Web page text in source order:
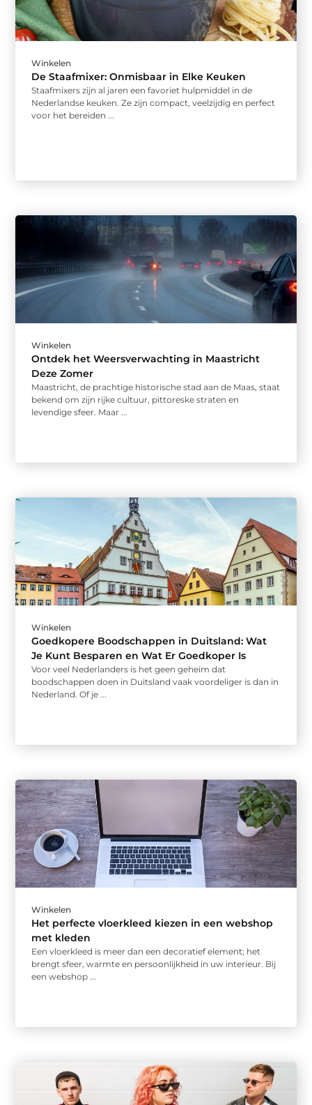
Winkelen
De Staafmixer: Onmisbaar in Elke Keuken
Staafmixers zijn al jaren een favoriet hulpmiddel in de
Nederlandse keuken. Ze zijn compact, veelzijdig en perfect
voor het bereiden ...
Winkelen
Ontdek het Weersverwachting in Maastricht
Deze Zomer
Maastricht, de prachtige historische stad aan de Maas, staat
bekend om zijn rijke cultuur, pittoreske straten en
levendige sfeer. Maar ...
Winkelen
Goedkopere Boodschappen in Duitsland: Wat
Je Kunt Besparen en Wat Er Goedkoper Is
Voor veel Nederlanders is het geen geheim dat
boodschappen doen in Duitsland vaak voordeliger is dan in
Nederland. Of je ...
Winkelen
Het perfecte vloerkleed kiezen in een webshop
met kleden
Een vloerkleed is meer dan een decoratief element; het
brengt sfeer, warmte en persoonlijkheid in uw interieur. Bij
een webshop ...